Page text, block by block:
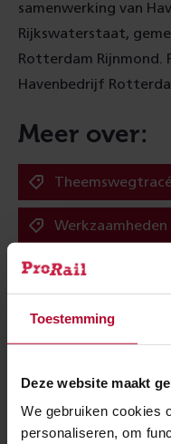
Toestemming
Deze website maakt
We gebruiken cookies
personaliseren, om
samenwerking van
Rijkswaterstaat,
Rotterdam Rijnmond.
Havenbedrijf
Meer over:
Werkzaamheden